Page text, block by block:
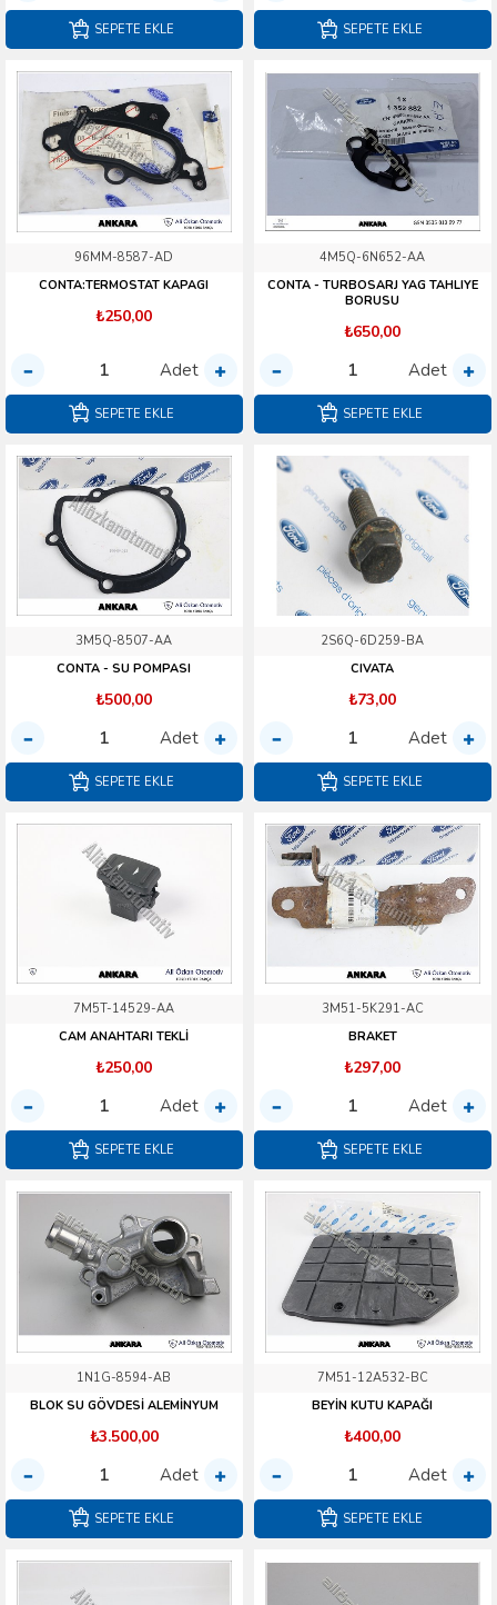
SEPETE EKLE SEPETE EKLE
96MM-8587-AD
CONTA:TERMOSTAT KAPAGI
₺250,00
Adet
SEPETE EKLE
4M5Q-6N652-AA
CONTA - TURBOSARJ YAG TAHLIYE
BORUSU
₺650,00
Adet
SEPETE EKLE
3M5Q-8507-AA
CONTA - SU POMPASI
₺500,00
Adet
SEPETE EKLE
2S6Q-6D259-BA
CIVATA
₺73,00
Adet
SEPETE EKLE
7M5T-14529-AA
CAM ANAHTARI TEKLİ
₺250,00
Adet
SEPETE EKLE
3M51-5K291-AC
BRAKET
₺297,00
Adet
SEPETE EKLE
1N1G-8594-AB
BLOK SU GÖVDESİ ALEMİNYUM
₺3.500,00
Adet
SEPETE EKLE
7M51-12A532-BC
BEYİN KUTU KAPAĞI
₺400,00
Adet
SEPETE EKLE